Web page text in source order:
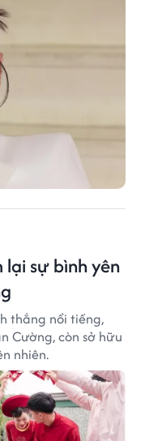
sự bình yên
thắng nổi tiếng,
Cường, còn sở hữu
nhiên.